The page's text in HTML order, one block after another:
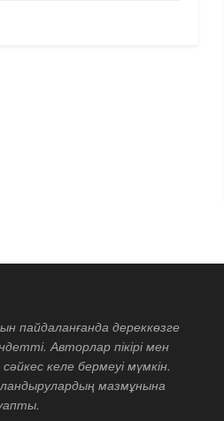
пайдаланғанда дереккөзге
Авторлар пікірі мен
келе бермеуі мүмкін.
мазмұнына